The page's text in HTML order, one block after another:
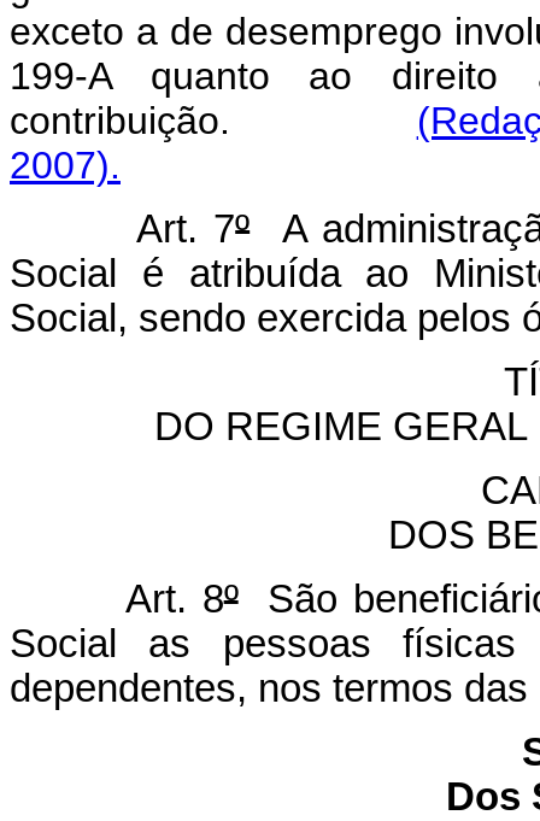
exceto a de desemprego
199-A quanto ao direito
contribuição.
2007).
Art. 7ºA
Social é atribuída ao
Social, sendo exercida pelos
DO REGIME
DOS
Art. 8ºSão
Social as pessoas físicas
dependentes, nos termos
Dos